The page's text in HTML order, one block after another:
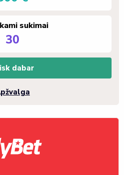
sukimai
30
dabar